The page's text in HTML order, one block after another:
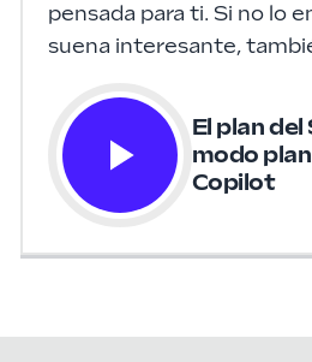
pensada para ti. Si no lo
suena interesante,
El plan del
modo
Copilot